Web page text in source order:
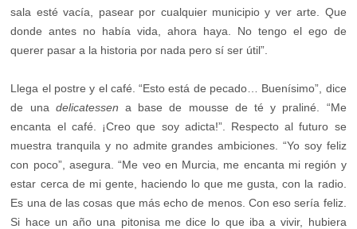
sala esté vacía, pasear por cualquier municipio y ver arte. Que
donde antes no había vida, ahora haya. No tengo el ego de
querer pasar a la historia por nada pero sí ser útil”.
Llega el postre y el café. “Esto está de pecado… Buenísimo”, dice
de una delicatessen a base de mousse de té y praliné. “Me
encanta el café. ¡Creo que soy adicta!”. Respecto al futuro se
muestra tranquila y no admite grandes ambiciones. “Yo soy feliz
con poco”, asegura. “Me veo en Murcia, me encanta mi región y
estar cerca de mi gente, haciendo lo que me gusta, con la radio.
Es una de las cosas que más echo de menos. Con eso sería feliz.
Si hace un año una pitonisa me dice lo que iba a vivir, hubiera